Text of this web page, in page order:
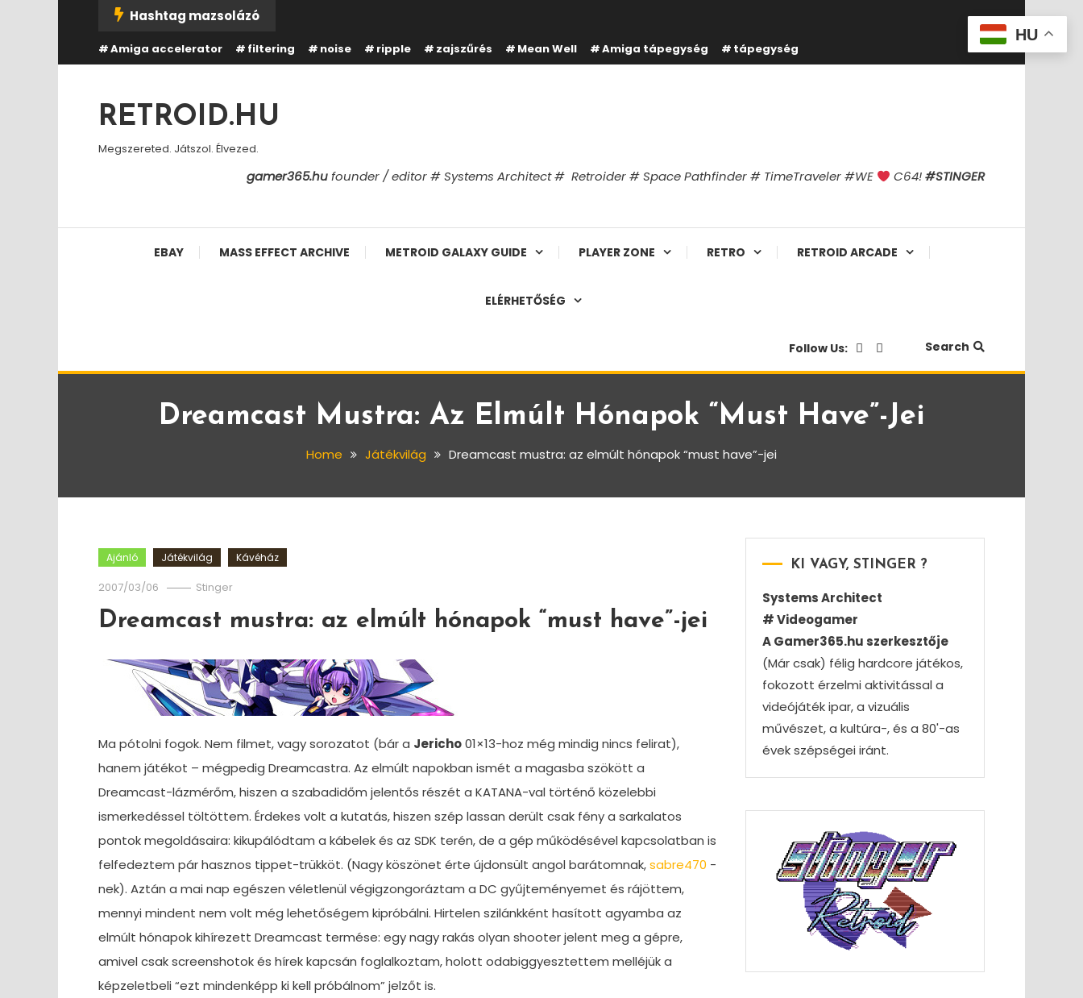
Content
Hashtag mazsolázó
Amiga accelerator filtering noise ripple zajszűrés Mean Well Amiga tápegység tápegység
RETROID.HU
Megszereted. Játszol. Élvezed.
gamer365.hufounder / editor # Systems Architect # Retroider # Space Pathfinder # TimeTraveler #WE C64!#STINGER
EBAY MASS EFFECT ARCHIVE METROID GALAXY GUIDE PLAYER ZONE RETRO RETROID ARCADE
ELÉRHETŐSÉG
Follow Us: Search
Dreamcast Mustra: Az Elmúlt Hónapok “must Have”-Jei
Home Játékvilág Dreamcast mustra: az elmúlt hónapok “must have”-jei
Ajánló Játékvilág Kávéház
2007/03/06 Stinger
Dreamcast mustra: az elmúlt hónapok “must have”-jei
Ma pótolni fogok. Nem filmet, vagy sorozatot (bár a Jericho01×13-hoz még mindig nincs felirat),
hanem játékot – mégpedig Dreamcastra. Az elmúlt napokban ismét a magasba szökött a
Dreamcast-lázmérőm, hiszen a szabadidőm jelentős részét a KATANA-val történő közelebbi
ismerkedéssel töltöttem. Érdekes volt a kutatás, hiszen szép lassan derült csak fény a sarkalatos
pontok megoldásaira: kikupálódtam a kábelek és az SDK terén, de a gép működésével kapcsolatban is
felfedeztem pár hasznos tippet-trükköt. (Nagy köszönet érte újdonsült angol barátomnak,sabre470 -
nek). Aztán a mai nap egészen véletlenül végigzongoráztam a DC gyűjteményemet és rájöttem,
mennyi mindent nem volt még lehetőségem kipróbálni. Hirtelen szilánkként hasított agyamba az
elmúlt hónapok kihírezett Dreamcast termése: egy nagy rakás olyan shooter jelent meg a gépre,
amivel csak screenshotok és hírek kapcsán foglalkoztam, holott odabiggyesztettem melléjük a
képzeletbeli “ezt mindenképp ki kell próbálnom” jelzőt is.
KI VAGY, STINGER ?
Systems Architect
# Videogamer
A Gamer365.hu szerkesztője
(Már csak) félig hardcore játékos,
fokozott érzelmi aktivitással a
videójáték ipar, a vizuális
művészet, a kultúra-, és a 80'-as
évek szépségei iránt.
HU